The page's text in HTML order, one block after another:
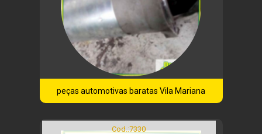
peças automotivas baratas Vila Mariana
Cod.:7330